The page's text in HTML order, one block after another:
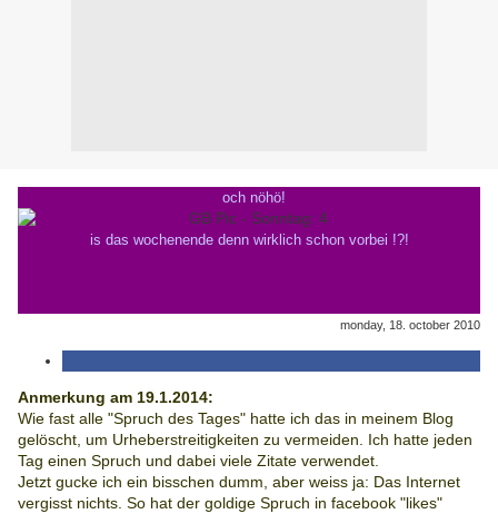
och nöhö!
is das wochenende denn wirklich schon vorbei !?!
monday, 18. october 2010
Anmerkung am 19.1.2014:
Wie fast alle "Spruch des Tages" hatte ich das in meinem Blog
gelöscht, um Urheberstreitigkeiten zu vermeiden. Ich hatte jeden
Tag einen Spruch und dabei viele Zitate verwendet.
Jetzt gucke ich ein bisschen dumm, aber weiss ja: Das Internet
vergisst nichts. So hat der goldige Spruch in facebook "likes"